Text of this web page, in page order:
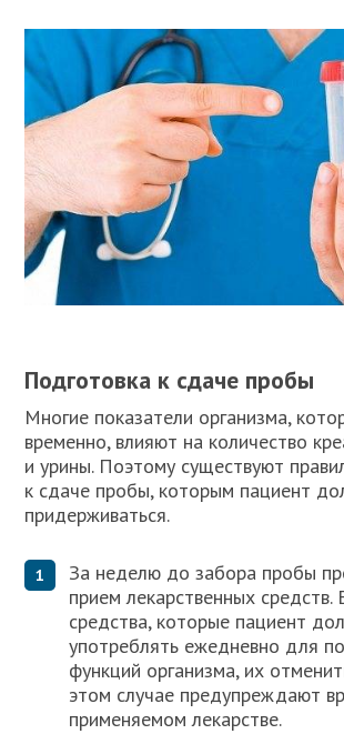
Подготовка к сдаче пробы
Многие показатели организма,
временно, влияют на количество
и урины. Поэтому существуют
к сдаче пробы, которым пациент
придерживаться.
За неделю до забора пробы
прием лекарственных средств.
средства, которые пациент
употреблять ежедневно для
функций организма, их
этом случае предупреждают
применяемом лекарстве.